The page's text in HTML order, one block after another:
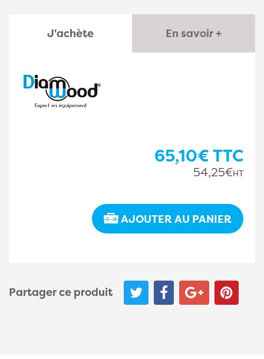
J'achète En savoir +
65,10€TTC
54,25€HT
AJOUTER AU PANIER
Partager ce produit